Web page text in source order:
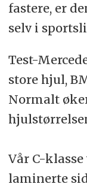
fastere, er
selv i
Test-
store hjul,
Normalt
Vår C-
laminerte